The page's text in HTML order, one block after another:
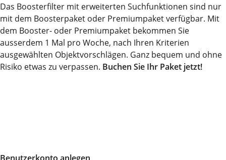
Das Boosterfilter mit erweiterten Suchfunktionen sind nur
mit dem Boosterpaket oder Premiumpaket verfügbar. Mit
dem Booster- oder Premiumpaket bekommen Sie
ausserdem 1 Mal pro Woche, nach Ihren Kriterien
ausgewählten Objektvorschlägen. Ganz bequem und ohne
Risiko etwas zu verpassen. Buchen Sie Ihr Paket jetzt!